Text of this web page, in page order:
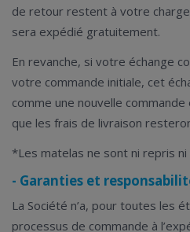
de retour restent à votre
sera expédié gratuitement.
En revanche, si votre échange
votre commande initiale, cet
comme une nouvelle
que les frais de livraison
*Les matelas ne sont ni repris ni
- Garanties et
La Société n’a, pour toutes les
processus de commande à